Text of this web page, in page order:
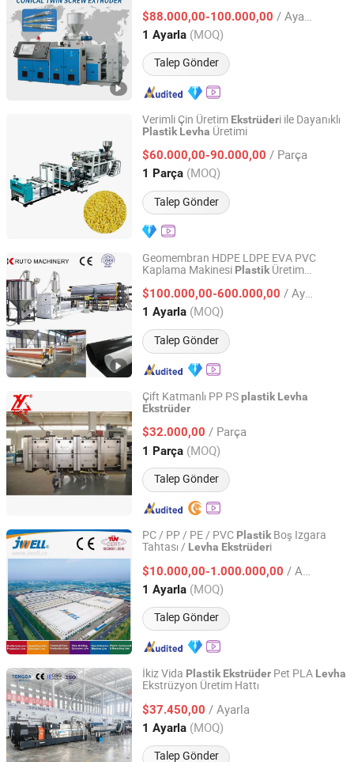
$88.000,00-100.000,00 / Ayarla
1 Ayarla (MOQ)
Talep Gönder
Shanghai, China Fiyat 2023
Verimli Çin Üretim Ekstrüderi ile Dayanıklı
Plastik Levha Üretimi
$60.000,00-90.000,00 / Parça
1 Parça (MOQ)
Talep Gönder
Shantou Xinqiang Machinery Technology Co., Ltd.
Guangdong, China Fiyat 2026
Geomembran HDPE LDPE EVA PVC
Kaplama Makinesi PlastikÜretim
$100.000,00-600.000,00 / Ayarla
1 Ayarla (MOQ)
Talep Gönder
Qingdao Kruto Machinery Co.,Ltd.
Shandong, China Fiyat 2024
Çift Katmanlı PP PSplastik Levha
Ekstrüder
$32.000,00 / Parça
1 Parça (MOQ)
Talep Gönder
Yantai Lingyu Machinery Co., Ltd.
Shandong, China Fiyat 2015
PC / PP / PE / PVC PlastikBoş Izgara
Tahtası / Levha Ekstrüderi
$10.000,00-1.000.000,00 / Ayarla
1 Ayarla (MOQ)
Talep Gönder
ZHEJIANG JWELL PIPE EQUIPMENT CO., LTD.
Shanghai, China Fiyat 2019
İkiz Vida Plastik Ekstrüder Pet PLA Levha
Ekstrüzyon Üretim Hattı
$37.450,00 / Ayarla
1 Ayarla (MOQ)
Talep Gönder
Nanjing Tengda Machinery Co., Ltd.
Jiangsu, China Fiyat 2016